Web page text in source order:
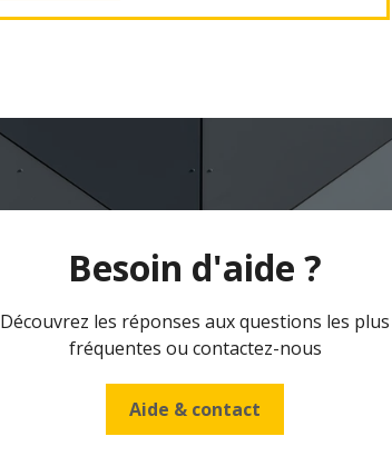
Besoin d'aide ?
Découvrez les réponses aux questions les plus
fréquentes ou contactez-nous
Aide & contact